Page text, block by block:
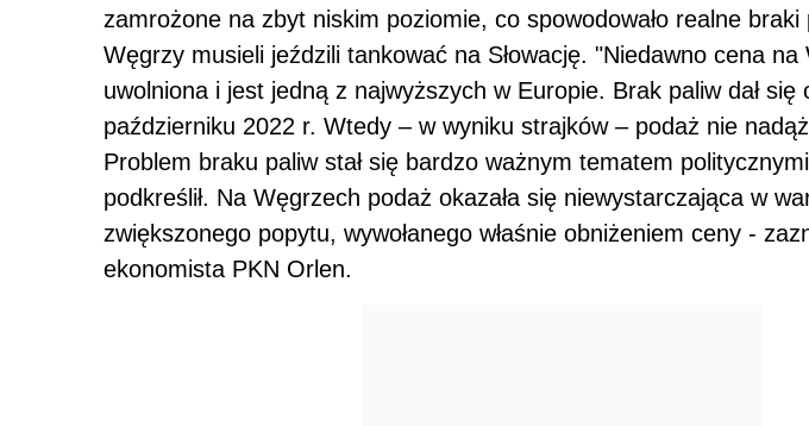
zamrożone na zbyt niskim poziomie, co spowodowało realne
Węgrzy musieli jeździli tankować na Słowację. "Niedawno cena na
uwolniona i jest jedną z najwyższych w Europie. Brak paliw dał się
październiku 2022 r. Wtedy – w wyniku strajków – podaż nie
Problem braku paliw stał się bardzo ważnym tematem
podkreślił. Na Węgrzech podaż okazała się niewystarczająca w
zwiększonego popytu, wywołanego właśnie obniżeniem ceny -
ekonomista PKN Orlen.